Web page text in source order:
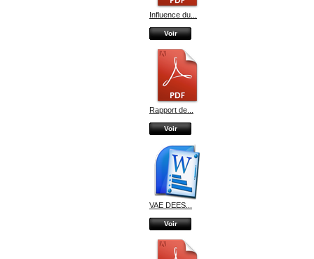
Influence du...
Voir
Rapport de...
Voir
VAE DEES...
Voir